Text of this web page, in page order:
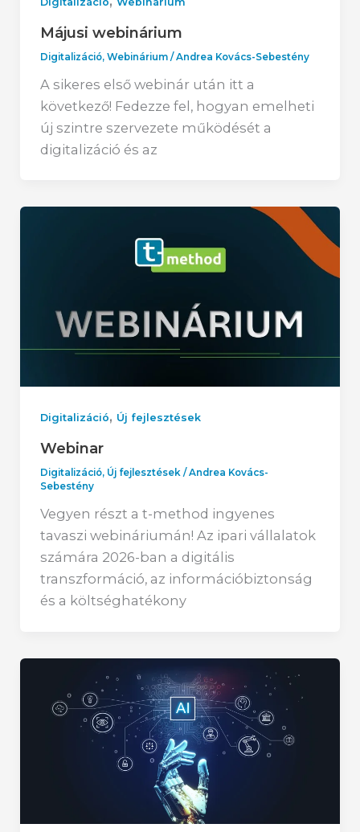
Májusi webinárium
Digitalizáció, Webinárium/Andrea Kovács-Sebestény
A sikeres első webinár után itt a
következő! Fedezze fel, hogyan emelheti
új szintre szervezete működését a
digitalizáció és az
Digitalizáció, Új fejlesztések
Webinar
Digitalizáció, Új fejlesztések/ Andrea Kovács-
Sebestény
Vegyen részt a t-method ingyenes
tavaszi webináriumán! Az ipari vállalatok
számára 2026-ban a digitális
transzformáció, az információbiztonság
és a költséghatékony